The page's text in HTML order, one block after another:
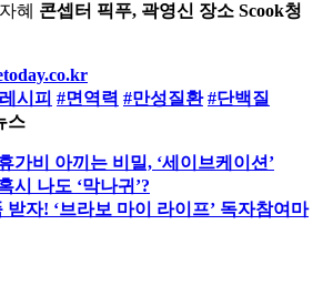
혜 콘셉터 픽푸, 곽영신 장소 Scook청
시피 #면역력 #만성질환 #단백질
스
가비 아끼는 비밀, ‘세이브케이션’
시 나도 ‘막나귀’?
받자! ‘브라보 마이 라이프’ 독자참여마